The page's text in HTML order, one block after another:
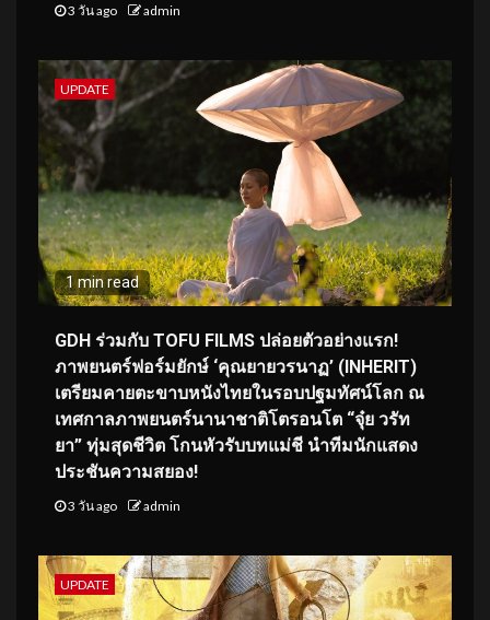
3 วัน ago admin
UPDATE
1 min read
GDH ร่วมกับ TOFU FILMS ปล่อยตัวอย่างแรก!
ภาพยนตร์ฟอร์มยักษ์ ‘คุณยายวรนาฏ’ (INHERIT)
เตรียมคายตะขาบหนังไทยในรอบปฐมทัศน์โลก ณ
เทศกาลภาพยนตร์นานาชาติโตรอนโต “จุ๋ย วรัท
ยา” ทุ่มสุดชีวิต โกนหัวรับบทแม่ชี นำทีมนักแสดง
ประชันความสยอง!
3 วัน ago admin
UPDATE